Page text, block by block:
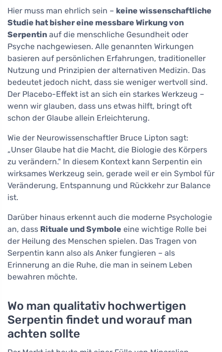
Hier muss man ehrlich sein – keine wissenschaftliche
Studie hat bisher eine messbare Wirkung von
Serpentin auf die menschliche Gesundheit oder
Psyche nachgewiesen. Alle genannten Wirkungen
basieren auf persönlichen Erfahrungen, traditioneller
Nutzung und Prinzipien der alternativen Medizin. Das
bedeutet jedoch nicht, dass sie weniger wertvoll sind.
Der Placebo-Effekt ist an sich ein starkes Werkzeug –
wenn wir glauben, dass uns etwas hilft, bringt oft
schon der Glaube allein Erleichterung.
Wie der Neurowissenschaftler Bruce Lipton sagt:
„Unser Glaube hat die Macht, die Biologie des Körpers
zu verändern." In diesem Kontext kann Serpentin ein
wirksames Werkzeug sein, gerade weil er ein Symbol für
Veränderung, Entspannung und Rückkehr zur Balance
ist.
Darüber hinaus erkennt auch die moderne Psychologie
an, dass Rituale und Symbole eine wichtige Rolle bei
der Heilung des Menschen spielen. Das Tragen von
Serpentin kann also als Anker fungieren – als
Erinnerung an die Ruhe, die man in seinem Leben
bewahren möchte.
Wo man qualitativ hochwertigen
Serpentin findet und worauf man
achten sollte